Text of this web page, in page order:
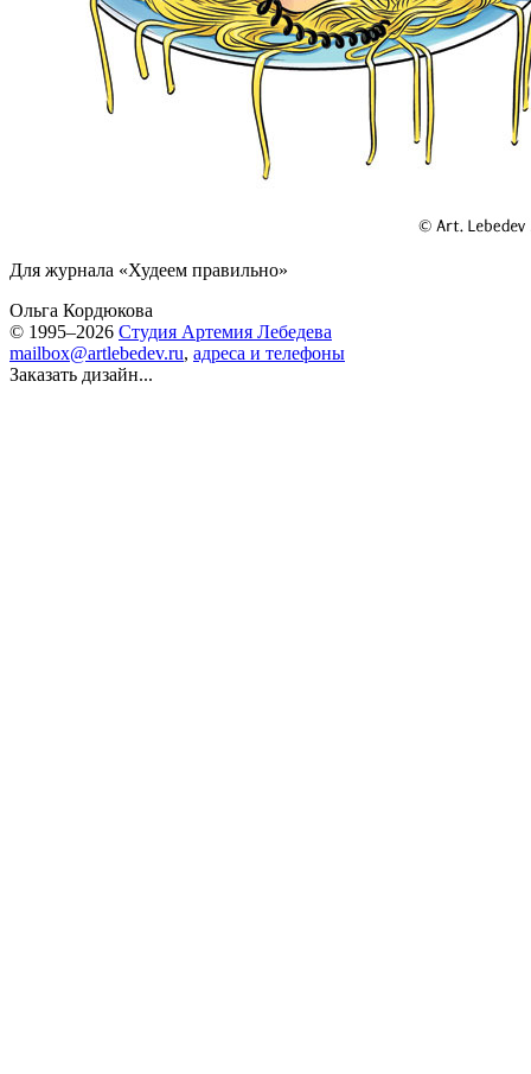
Для журнала «Худеем правильно»
Ольга Кордюкова
© 1995–2026 Студия Артемия Лебедева
mailbox@artlebedev.ru, адреса и телефоны
Заказать дизайн...